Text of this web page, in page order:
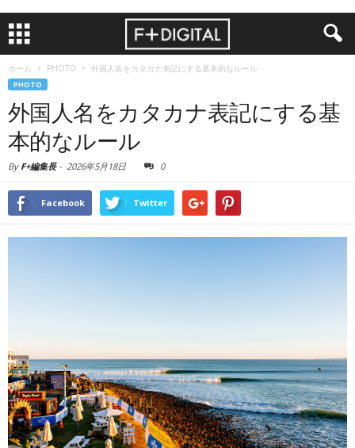
ホーム PHOTO 外国人名をカタカナ表記にする基本的なルール
PHOTO
外国人名をカタカナ表記にする基
本的なルール
By F+編集長- 2026年5月18日 0
Facebook Twitter